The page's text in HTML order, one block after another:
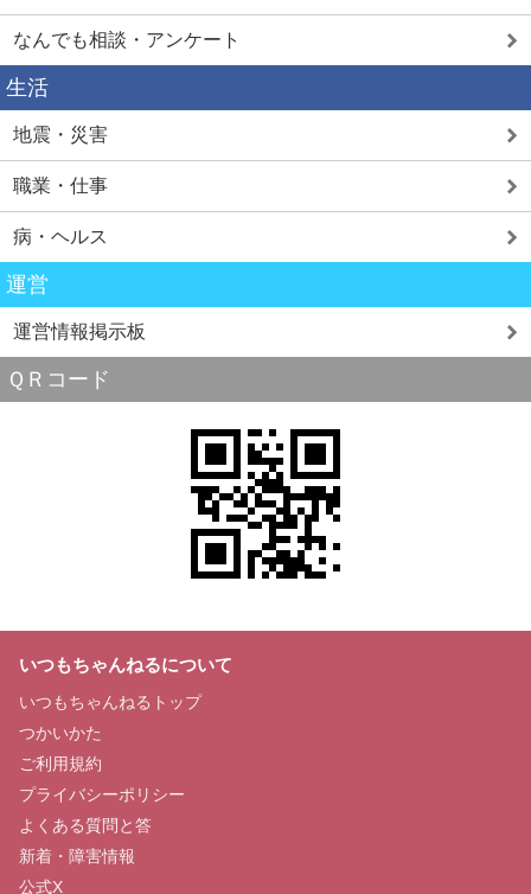
なんでも相談・アンケート
生活
地震・災害
職業・仕事
病・ヘルス
運営
運営情報掲示板
ＱＲコード
いつもちゃんねるについて
いつもちゃんねるトップ
つかいかた
ご利用規約
プライバシーポリシー
よくある質問と答
新着・障害情報
公式X